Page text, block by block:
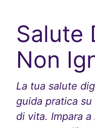
Salute
Non
La tua salute
guida pratica
di vita. Impara